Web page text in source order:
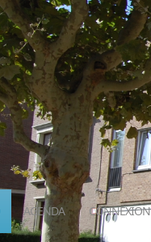
AGENDA CONNEXION